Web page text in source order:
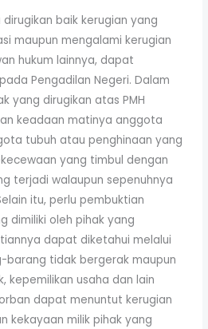
baik kerugian yang
maupun mengalami kerugian
hukum lainnya, dapat
Pengadilan Negeri. Dalam
yang dirugikan atas PMH
keadaan matinya anggota
tubuh atau penghinaan yang
yang timbul dengan
terjadi walaupun sepenuhnya
itu, perlu pembuktian
dimiliki oleh pihak yang
dapat diketahui melalui
barang tidak bergerak maupun
kepemilikan usaha dan lain
dapat menuntut kerugian
kekayaan milik pihak yang